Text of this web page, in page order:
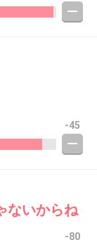
-45
ないからね
-80